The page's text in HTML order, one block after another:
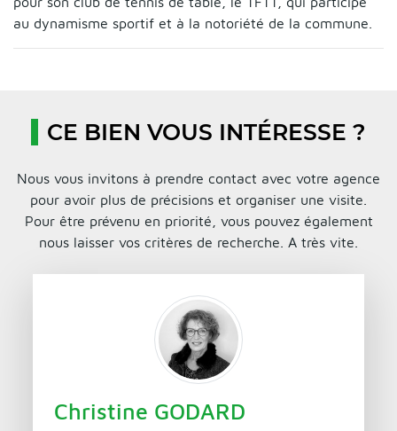
au dynamisme sportif et à la notoriété de la commune.
CE BIEN VOUS INTÉRESSE ?
Nous vous invitons à prendre contact avec votre agence
pour avoir plus de précisions et organiser une visite.
Pour être prévenu en priorité, vous pouvez également
nous laisser vos critères de recherche. A très vite.
Christine GODARD